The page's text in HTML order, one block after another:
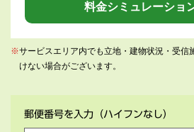
料金シミュレーショ
※サービスエリア内でも立地・建物状況・受信
けない場合がございます。
郵便番号を入力 （ハイフンなし）